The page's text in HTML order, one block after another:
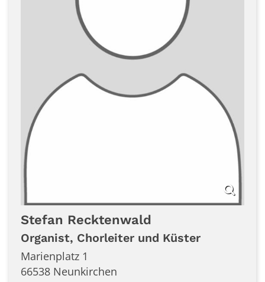
Stefan Recktenwald
Organist, Chorleiter und Küster
Marienplatz 1
66538 Neunkirchen